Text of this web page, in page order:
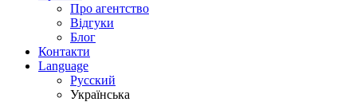
Про агентство
Відгуки
Блог
Контакти
Language
Русский
Українська